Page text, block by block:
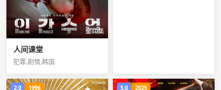
全10集
人间课堂
犯罪,剧情,韩国
2.0 1996 5.0 2025